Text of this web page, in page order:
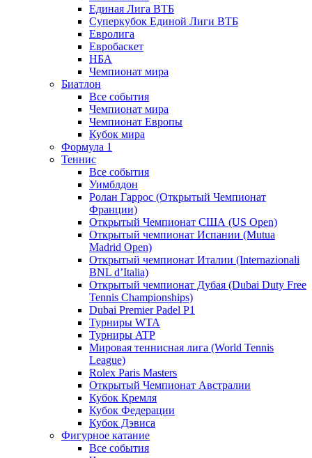
Единая Лига ВТБ
Суперкубок Единой Лиги ВТБ
Евролига
Евробаскет
НБА
Чемпионат мира
Биатлон
Все события
Чемпионат мира
Чемпионат Европы
Кубок мира
Формула 1
Теннис
Все события
Уимблдон
Ролан Гаррос (Открытый Чемпионат
Франции)
Открытый Чемпионат США (US Open)
Открытый чемпионат Испании (Mutua
Madrid Open)
Открытый чемпионат Италии (Internazionali
BNL d’Italia)
Открытый чемпионат Дубая (Dubai Duty Free
Tennis Championships)
Dubai Premier Padel P1
Турниры WTA
Турниры ATP
Мировая теннисная лига (World Tennis
League)
Rolex Paris Masters
Открытый Чемпионат Австралии
Кубок Кремля
Кубок Федерации
Кубок Дэвиса
Фигурное катание
Все события